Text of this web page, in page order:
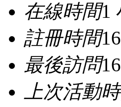
在線時間1
註冊時間
最後訪問
上次活動